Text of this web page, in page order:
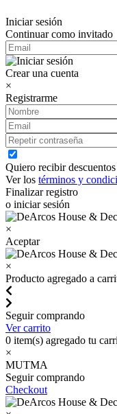
Iniciar sesión
Continuar como invitado
Crear una cuenta
×
Registrarme
Quiero recibir
Ver los términos y
Finalizar registro
o iniciar sesión
×
Aceptar
×
Producto agregado a
Seguir comprando
Ver carrito
0 item(s) agregado tu
×
MUTMA
Seguir comprando
Checkout